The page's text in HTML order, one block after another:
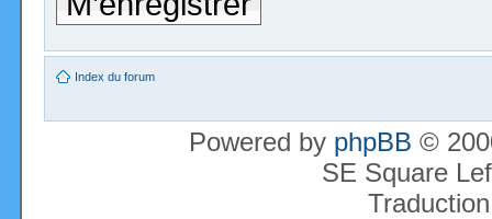
Index du forum
Powered by phpBB ©
SE Square